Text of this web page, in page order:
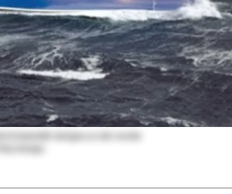
brønnbåt designa av det norske